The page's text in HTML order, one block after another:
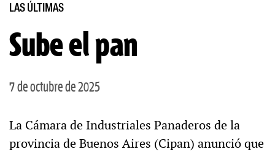
LAS ÚLTIMAS
Sube el pan
7 de octubre de 2025
La Cámara de Industriales Panaderos de la
provincia de Buenos Aires (Cipan) anunció que